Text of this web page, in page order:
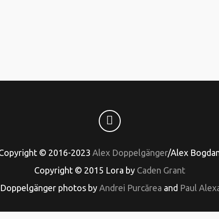
© 2016-2023 Alex Doppelgänger/Alex
Copyright © 2015 Lora by Caden Grant
photos byAndrei Purcărea and Paul